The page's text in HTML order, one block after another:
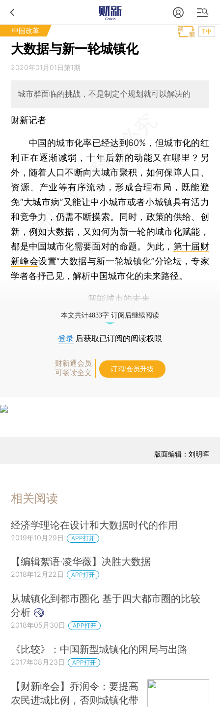
中国改革 T中
大数据与新一轮城镇化
2020年01月01日第1期
城市群面临的挑战，不是制定个规划就可以解决的
财新记者
中国的城市化率已经达到60%，但城市化的红
利正在逐渐减弱，十年后新的动能又在哪里？另
外，随着人口不断向大城市聚积，如何保障人口、
资源、产业等有序流动，形成合理布局，既能避
免“大城市病”又能让中小城市或者小城镇具有活力
和竞争力，仍需不断摸索。同时，政策的供给、创
新，例如大数据，又如何为新一轮的城市化赋能，
都是中国城市化需要面对的命题。为此， 第十届财
新峰会设置“大数据与新一轮城镇化”分论坛，专家
学者各抒己见，解析中国城市化的未来路径。
智能城市的未来
本文共计4833字 订阅后继续阅读
登录 后获取已订阅的阅读权限
财新通会员
可畅读全文
订阅/会员升级
版面编辑：刘明晖
相关阅读
经济学理论在设计和大数据时代的作用
2019年10月29日 APP打开
【编辑絮语·凌华薇】决胜大数据
2018年12月22日 APP打开
从城镇化到都市圈化 基于四大都市圈的比较
分析
2018年05月30日 APP打开
《比较》：中国新型城镇化的困局与出路
2017年08月23日 APP打开
【财新峰会】乔润令：要提高
农民进城比例，否则城镇化带